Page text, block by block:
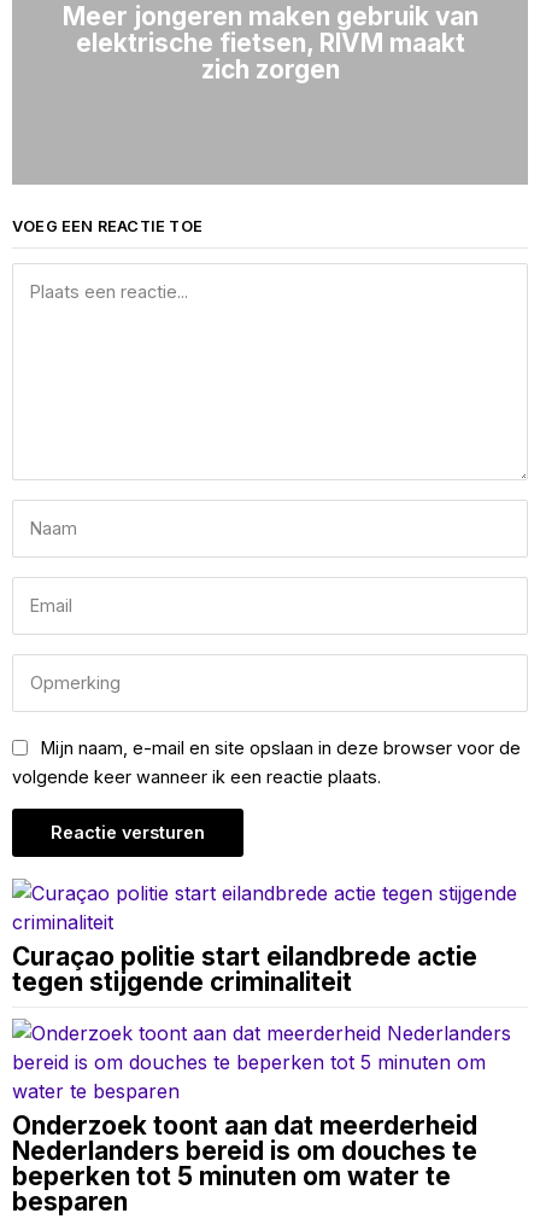
Meer jongeren maken gebruik van
elektrische fietsen, RIVM maakt
zich zorgen
VOEG EEN REACTIE TOE
Mijn naam, e-mail en site opslaan in deze browser voor de
volgende keer wanneer ik een reactie plaats.
Curaçao politie start eilandbrede actie
tegen stijgende criminaliteit
Onderzoek toont aan dat meerderheid
Nederlanders bereid is om douches te
beperken tot 5 minuten om water te
besparen